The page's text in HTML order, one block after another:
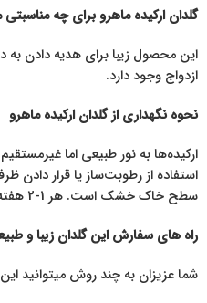
گلدان ارکیده ماهرو برای چه
این محصول زیبا برای هدیه دادن
ازدواج وجود دارد.
نحوه نگهداری از گلدان ارکیده ماهرو
ارکیده‌ها به نور طبیعی اما
استفاده از رطوبت‌ساز یا قرار دادن
سطح خاک خشک است. هر 1-2 هفته یک‌بار آبیاری کافی است، و بهتر است از آب بدون کلر یا آب باران استفاده کنید.
راه های سفارش این گلدان زیبا و
شما عزیزان به چند روش میتوانید